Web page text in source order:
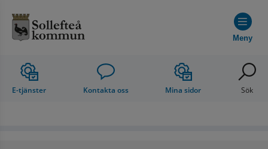
Meny
E-tjänster Kontakta oss Mina sidor Sök